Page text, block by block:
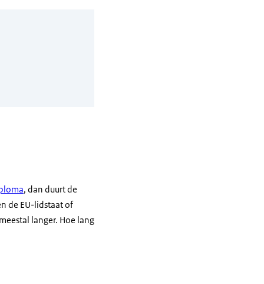
kost tijd. Alleen
eerst de
van uw
, dan duurt de
de EU-lidstaat of
langer. Hoe lang